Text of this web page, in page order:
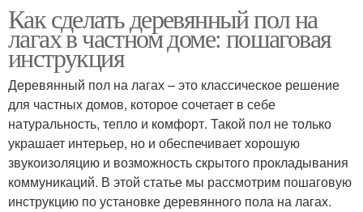
Как сделать деревянный пол на
лагах в частном доме: пошаговая
инструкция
Деревянный пол на лагах – это классическое решение
для частных домов, которое сочетает в себе
натуральность, тепло и комфорт. Такой пол не только
украшает интерьер, но и обеспечивает хорошую
звукоизоляцию и возможность скрытого прокладывания
коммуникаций. В этой статье мы рассмотрим пошаговую
инструкцию по установке деревянного пола на лагах.